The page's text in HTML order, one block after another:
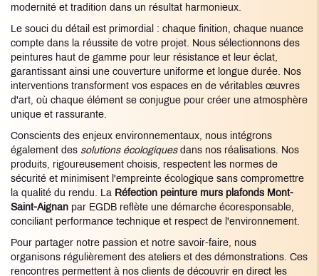
modernité et tradition dans un résultat harmonieux.
Le souci du détail est primordial : chaque finition, chaque nuance
compte dans la réussite de votre projet. Nous sélectionnons des
peintures haut de gamme pour leur résistance et leur éclat,
garantissant ainsi une couverture uniforme et longue durée. Nos
interventions transforment vos espaces en de véritables œuvres
d'art, où chaque élément se conjugue pour créer une atmosphère
unique et rassurante.
Conscients des enjeux environnementaux, nous intégrons
également des solutions écologiquesdans nos réalisations. Nos
produits, rigoureusement choisis, respectent les normes de
sécurité et minimisent l'empreinte écologique sans compromettre
la qualité du rendu. La Réfection peinture murs plafonds Mont-
Saint-Aignan par EGDB reflète une démarche écoresponsable,
conciliant performance technique et respect de l'environnement.
Pour partager notre passion et notre savoir-faire, nous
organisons régulièrement des ateliers et des démonstrations. Ces
rencontres permettent à nos clients de découvrir en direct les